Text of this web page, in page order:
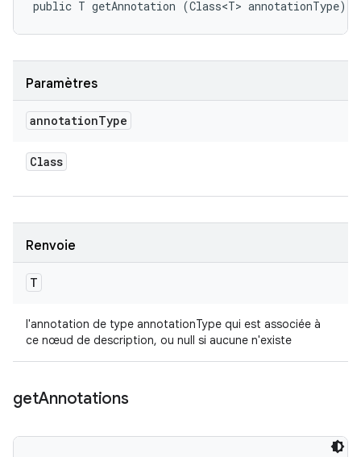
public T getAnnotation (Class<T> annotationType)
Paramètres
annotationType
Class
Renvoie
T
l'annotation de type annotationType qui est associée à
ce nœud de description, ou null si aucune n'existe
getAnnotations